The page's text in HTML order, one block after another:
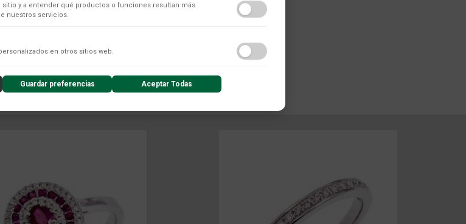
COLECCIÓN
sitio y a entender qué productos o funciones resultan más
nuestros servicios.
lo que nos permite analizar el rendimiento de nuestro contenido y las interacciones de
en otros sitios web.
Guardar preferencias Aceptar Todas